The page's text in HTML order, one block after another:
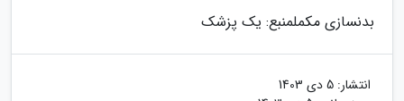
بدنسازی مکملمنبع: یک پزشک
انتشار: 5 دی 1403